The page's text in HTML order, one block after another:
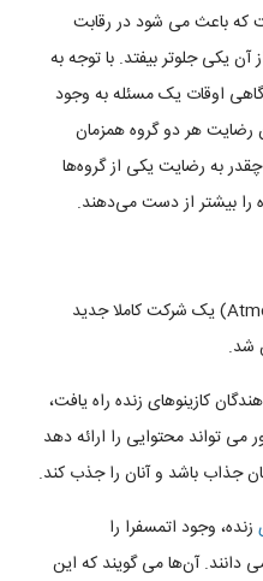
که باعث می شود در رقابت
یکی جلوتر بیفتد. با توجه به
اوقات یک مسئله به وجود
هر دو گروه همزمان
به رضایت یکی از گروه‌ها
را بیشتر از دست می‌دهند.
شرکت بازی سازی اتموسفرا (Atmosfera) یک شرکت کاملا جدید
کازینوهای زنده راه یافت،
تواند محتوایی را ارائه دهد
جذاب باشد و آنان را جذب کند.
زنده، وجود اتمسفرا را
دانند. آن‌ها می گویند که این